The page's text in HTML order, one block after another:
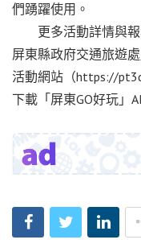
們踴躍使用。
更多活動詳情與報
屏東縣政府交通旅遊
活動網站（https://
下載「屏東GO好玩」